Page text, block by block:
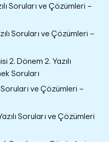
Soruları ve Çözümleri –
Soruları ve Çözümleri –
2. Dönem 2. Yazılı
Soruları
Soruları ve Çözümleri –
Soruları ve Çözümleri